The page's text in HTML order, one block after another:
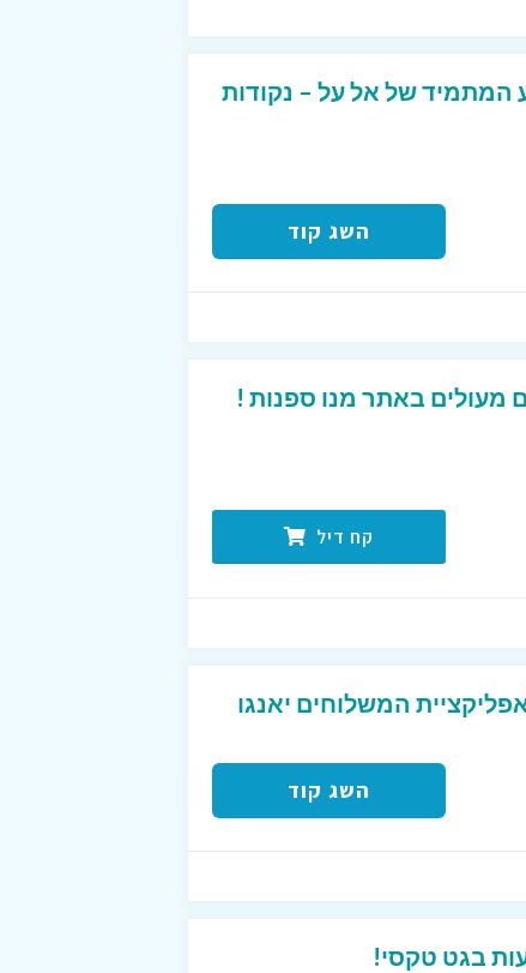
המתמיד של אל על – נקודות
השג קוד
מעולים באתר מנו ספנות !
קח דיל
המשלוחים יאנגו
השג קוד